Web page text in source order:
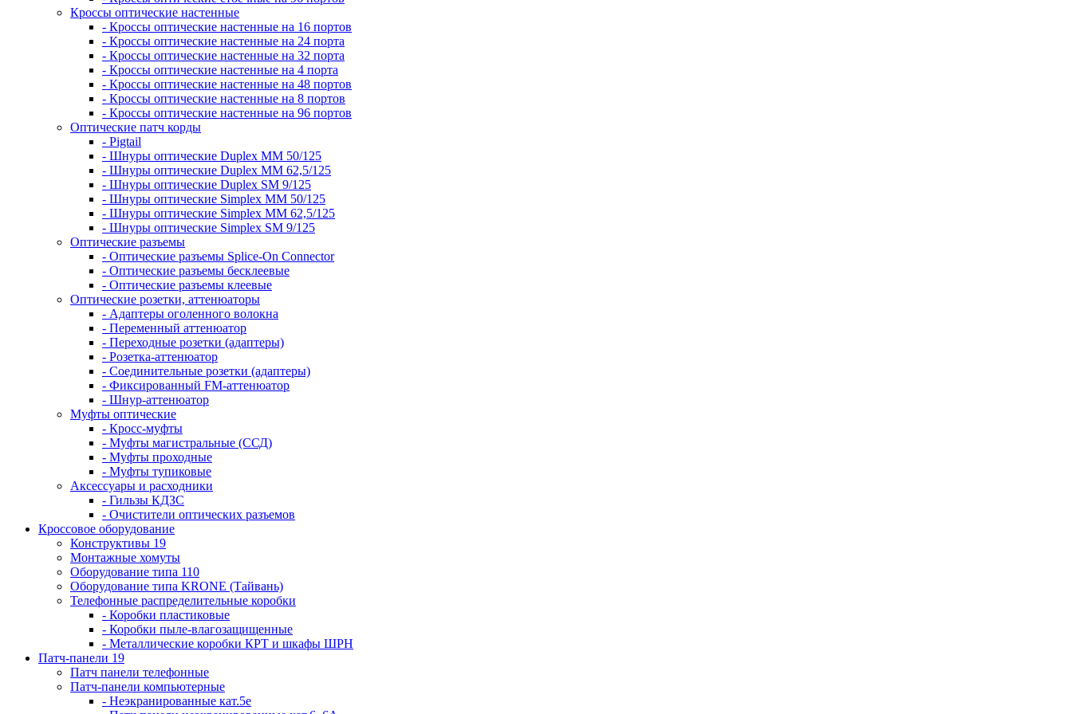
Кроссы оптические настенные
- Кроссы оптические настенные на 16 портов
- Кроссы оптические настенные на 24 порта
- Кроссы оптические настенные на 32 порта
- Кроссы оптические настенные на 4 порта
- Кроссы оптические настенные на 48 портов
- Кроссы оптические настенные на 8 портов
- Кроссы оптические настенные на 96 портов
Оптические патч корды
- Pigtail
- Шнуры оптические Duplex MM 50/125
- Шнуры оптические Duplex MM 62,5/125
- Шнуры оптические Duplex SM 9/125
- Шнуры оптические Simplex MM 50/125
- Шнуры оптические Simplex MM 62,5/125
- Шнуры оптические Simplex SM 9/125
Оптические разъемы
- Оптические разъемы Splice-On Connector
- Оптические разъемы бесклеевые
- Оптические разъемы клеевые
Оптические розетки, аттенюаторы
- Адаптеры оголенного волокна
- Переменный аттенюатор
- Переходные розетки (адаптеры)
- Розетка-аттенюатор
- Соединительные розетки (адаптеры)
- Фиксированный FM-аттенюатор
- Шнур-аттенюатор
Муфты оптические
- Кросс-муфты
- Муфты магистральные (ССД)
- Муфты проходные
- Муфты тупиковые
Аксессуары и расходники
- Гильзы КДЗС
- Очистители оптических разъемов
Кроссовое оборудование
Конструктивы 19
Монтажные хомуты
Оборудование типа 110
Оборудование типа KRONE (Тайвань)
Телефонные распределительные коробки
- Коробки пластиковые
- Коробки пыле-влагозащищенные
- Металлические коробки КРТ и шкафы ШРН
Патч-панели 19
Патч панели телефонные
Патч-панели компьютерные
- Неэкранированные кат.5е